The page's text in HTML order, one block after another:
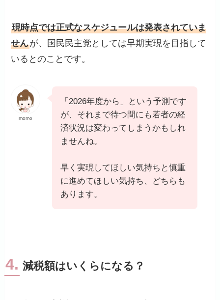
現時点では正式なスケジュールは発表されていま
せんが、国民民主党としては早期実現を目指して
いるとのことです。
momo
「2026年度から」という予測です
が、それまで待つ間にも若者の経
済状況は変わってしまうかもしれ
ませんね。
早く実現してほしい気持ちと慎重
に進めてほしい気持ち、どちらも
あります。
4. 減税額はいくらになる？